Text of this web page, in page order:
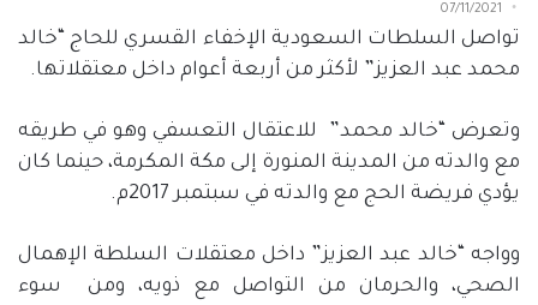
07/11/2021
تواصل السلطات السعودية الإخفاء القسري للحاج “خالد
محمد عبد العزيز” لأكثر من أربعة أعوام داخل معتقلاتها.
وتعرض “خالد محمد”
للاعتقال التعسفي وهو في طريقه
مع والدته من المدينة المنورة إلى مكة المكرمة، حينما كان
يؤدي فريضة الحج مع والدته في سبتمبر 2017م.
وواجه “خالد عبد العزيز” داخل معتقلات السلطة الإهمال
الصحي، والحرمان من التواصل مع ذويه، ومن
سوء